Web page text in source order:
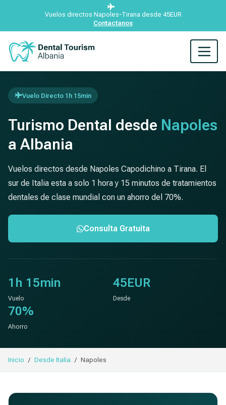
Vuelos directos Napoles-Tirana desde 45EUR
Contactanos
Vuelo Directo 1h 15min
Turismo Dental desde Napoles
a Albania
Vuelos directos desde Napoles Capodichino a Tirana. El
sur de Italia esta a solo 1 hora y 15 minutos de tratamientos
dentales de clase mundial con un ahorro del 70%.
Consulta Gratuita
1h 15min
Vuelo
45EUR
Desde
70%
Ahorro
Inicio Desde Italia Napoles